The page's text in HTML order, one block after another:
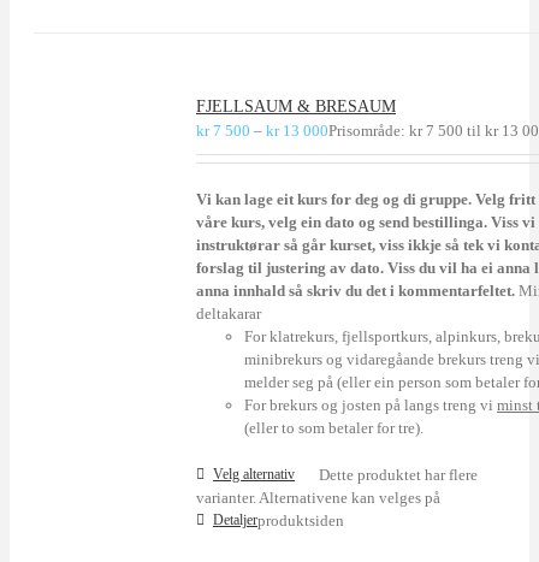
FJELLSAUM & BRESAUM
kr7 500 – kr13 000Prisområde: kr 7 500 til kr 13
Vi kan lage eit kurs for deg og di gruppe. Velg
våre kurs, velg ein dato og send bestillinga. Viss
instruktørar så går kurset, viss ikkje så tek vi
forslag til justering av dato. Viss du vil ha ei anna
anna innhald så skriv du det i kommentarfeltet.
deltakarar
For klatrekurs, fjellsportkurs, alpinkurs,
minibrekurs og vidaregåande brekurs treng
melder seg på (eller ein person som betaler
For brekurs og josten på langs treng vi minst
(eller to som betaler for tre).
Velg alternativ
Dette produktet har flere
varianter. Alternativene kan velges på
produktsiden
Detaljer